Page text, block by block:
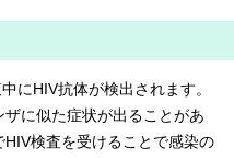
にHIV抗体が検出されます。
に似た症状が出ることがあ
検査を受けることで感染の